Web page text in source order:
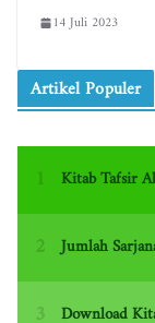
14 Juli 2023
Artikel Populer